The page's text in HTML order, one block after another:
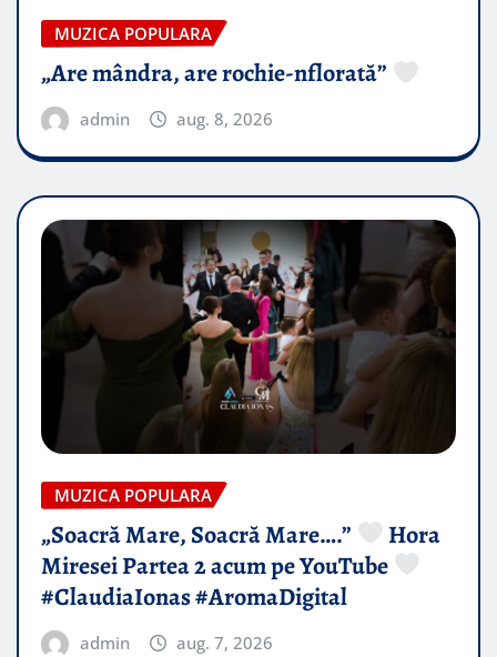
MUZICA POPULARA
„Are mândra, are rochie-nflorată”
admin aug. 8, 2026
MUZICA POPULARA
„Soacră Mare, Soacră Mare….”
Hora
Miresei Partea 2 acum pe YouTube
#ClaudiaIonas #AromaDigital
admin aug. 7, 2026